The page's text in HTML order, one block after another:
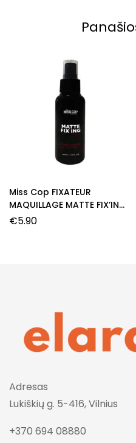
Miss Cop FIXATEUR
MAQUILLAGE MATTE FIX’ING
purškiamas makiažo
€5.90
Adresas
Lukiškių g. 5-416, Vilnius
+370 694 08880